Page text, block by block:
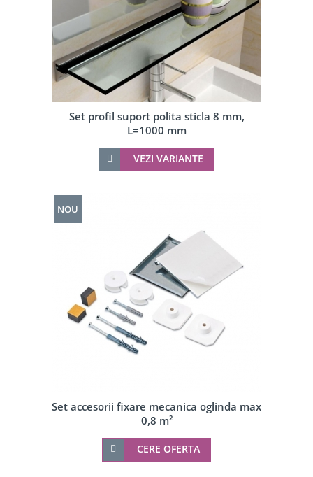
Set profil suport polita sticla 8 mm,
L=1000 mm
VEZI VARIANTE
NOU
Set accesorii fixare mecanica oglinda max
0,8 m²
CERE OFERTA